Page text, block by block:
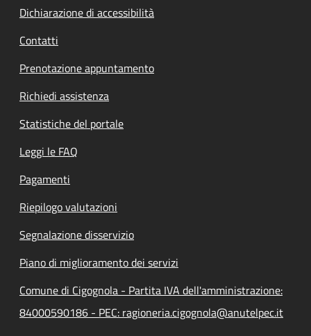
Dichiarazione di accessibilità
Contatti
Prenotazione appuntamento
Richiedi assistenza
Statistiche del portale
Leggi le FAQ
Pagamenti
Riepilogo valutazioni
Segnalazione disservizio
Piano di miglioramento dei servizi
Comune di Cigognola - Partita IVA dell'amministrazione:
84000590186 - PEC: ragioneria.cigognola@anutelpec.it